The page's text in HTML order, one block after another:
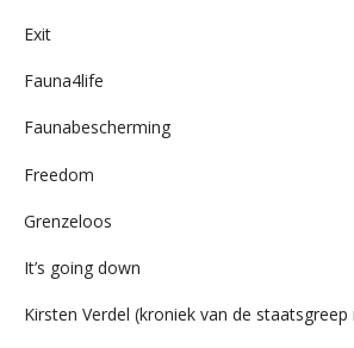
Exit
Fauna4life
Faunabescherming
Freedom
Grenzeloos
It’s going down
Kirsten Verdel (kroniek van de staatsgreep